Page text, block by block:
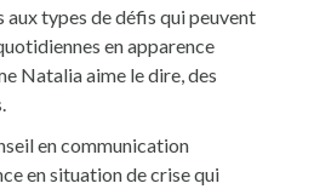
aux types de défis qui peuvent
en apparence
Natalia aime le dire, des
en communication
en situation de crise qui